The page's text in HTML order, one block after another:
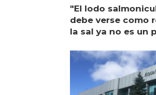
"El lodo
debe verse como
la sal ya no es un